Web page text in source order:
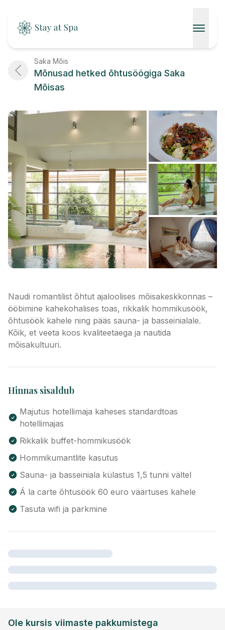
AVALEHT
Saka Mõis
Mõnusad hetked õhtusöögiga Saka
Mõisas
Naudi romantilist õhtut ajaloolises mõisakeskkonnas –
ööbimine kahekohalises toas, rikkalik hommikusöök,
õhtusöök kahele ning pääs sauna- ja basseinialale.
Kõik, et veeta koos kvaliteetaega ja nautida
mõisakultuuri.
Hinnas sisaldub
Majutus hotellimaja kaheses standardtoas
hotellimajas
Rikkalik buffet-hommikusöök
Hommikumantlite kasutus
Sauna- ja basseiniala külastus 1,5 tunni vältel
Á la carte õhtusöök 60 euro väärtuses kahele
Tasuta wifi ja parkmine
Ole kursis viimaste pakkumistega